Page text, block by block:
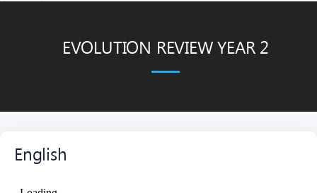
EVOLUTION REVIEW YEAR 2
English